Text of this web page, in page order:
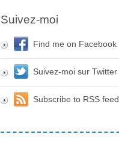
Suivez-moi
Find me on Facebook
Suivez-moi sur Twitter
Subscribe to RSS feed